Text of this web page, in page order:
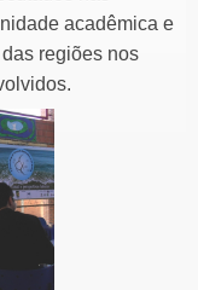
acadêmica e
regiões nos